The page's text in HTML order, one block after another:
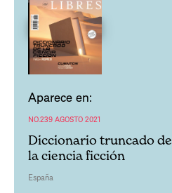
Aparece en:
NO.239 AGOSTO 2021
Diccionario truncado de
la ciencia ficción
España